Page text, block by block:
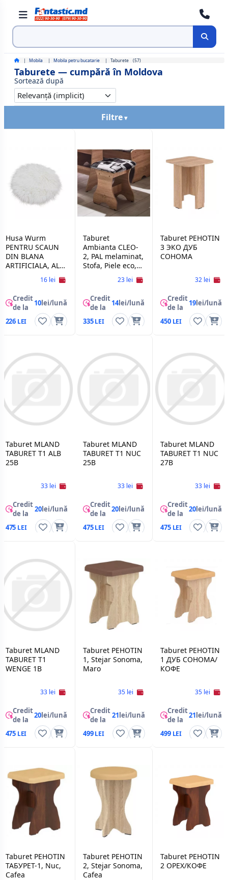
Cauta
Mobila Mobila petru bucatarie Taburete (57)
Taburete — cumpără în Moldova
Sortează după
Filtre
Husa Wurm
PENTRU SCAUN
DIN BLANA
ARTIFICIALA, ALB
16 lei
Credit
de la
10lei/lună
226
Taburet
Ambianta CLEO-
2, PAL melaminat,
Stofa, Piele eco,
23 lei
Credit
de la
14lei/lună
335
Taburet PEHOTIN
3 ЭКО ДУБ
СОНОМА
32 lei
Credit
de la
19lei/lună
450
Taburet MLAND
TABURET T1 ALB
25B
33 lei
Credit
de la
20lei/lună
475
Taburet MLAND
TABURET T1 NUC
25B
33 lei
Credit
de la
20lei/lună
475
Taburet MLAND
TABURET T1 NUC
27B
33 lei
Credit
de la
20lei/lună
475
Taburet MLAND
TABURET T1
WENGE 1B
33 lei
Credit
de la
20lei/lună
475
Taburet PEHOTIN
1, Stejar Sonoma,
Maro
35 lei
Credit
de la
21lei/lună
499
Taburet PEHOTIN
1 ДУБ СОНОМА/
КОФЕ
35 lei
Credit
de la
21lei/lună
499
Taburet PEHOTIN
ТАБУРЕТ-1, Nuc,
Cafea
Taburet PEHOTIN
2, Stejar Sonoma,
Cafea
Taburet PEHOTIN
2 ОРЕХ/КОФЕ